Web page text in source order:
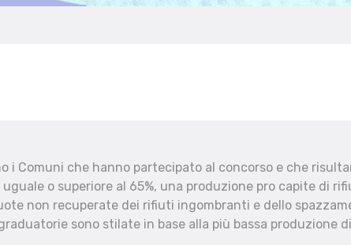
i Comuni che hanno partecipato al concorso e che
o superiore al 65%, una produzione pro capite di
non recuperate dei rifiuti ingombranti e dello
sono stilate in base alla più bassa produzione